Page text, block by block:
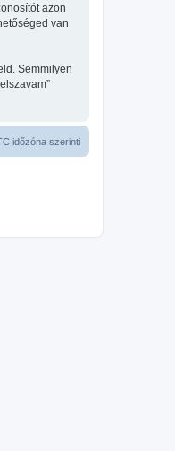
azon
van
Semmilyen
időzóna szerinti